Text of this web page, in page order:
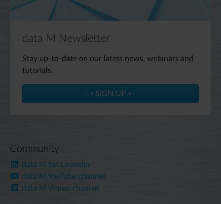
data M Newsletter
Stay up-to-date on our latest news, webinars and
tutorials.
⇢ SIGN UP ⇠
Community
data M bei LinkedIn
data M YouTube channel
data M Vimeo channel